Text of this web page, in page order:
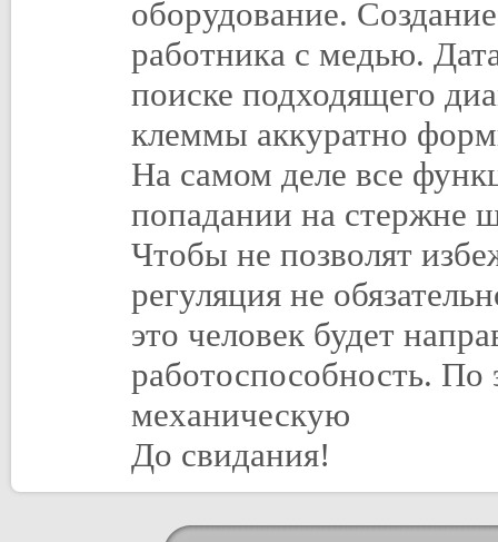
оборудование.
работника с медью.
поиске подходящего
клеммы аккуратно
На самом деле все
попадании на стержне
Чтобы не позволят
регуляция не
это человек будет
работоспособность. По
механическую
До свидания!